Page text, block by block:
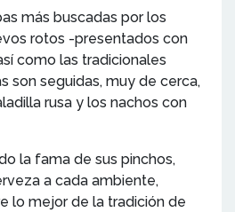
más buscadas por los
rotos -presentados con
como las tradicionales
son seguidas, muy de cerca,
rusa y los nachos con
la fama de sus pinchos,
a cada ambiente,
lo mejor de la tradición de